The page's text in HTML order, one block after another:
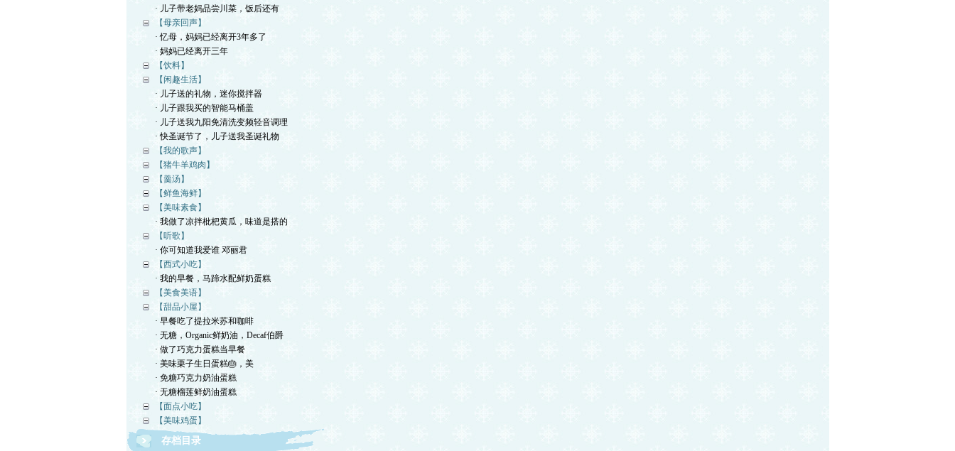
· 儿子带老妈品尝川菜，饭后还有
【母亲回声】
· 忆母，妈妈已经离开3年多了
· 妈妈已经离开三年
【饮料】
【闲趣生活】
· 儿子送的礼物，迷你搅拌器
· 儿子跟我买的智能马桶盖
· 儿子送我九阳免清洗变频轻音调理
· 快圣诞节了，儿子送我圣诞礼物
【我的歌声】
【猪牛羊鸡肉】
【羹汤】
【鲜鱼海鲜】
【美味素食】
· 我做了凉拌枇杷黄瓜，味道是搭的
【听歌】
· 你可知道我爱谁 邓丽君
【西式小吃】
· 我的早餐，马蹄水配鲜奶蛋糕
【美食美语】
【甜品小屋】
· 早餐吃了提拉米苏和咖啡
· 无糖，Organic鲜奶油，Decaf伯爵
· 做了巧克力蛋糕当早餐
· 美味栗子生日蛋糕🎂，美
· 免糖巧克力奶油蛋糕
· 无糖榴莲鲜奶油蛋糕
【面点小吃】
【美味鸡蛋】
存档目录